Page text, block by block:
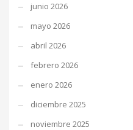
junio 2026
mayo 2026
abril 2026
febrero 2026
enero 2026
diciembre 2025
noviembre 2025